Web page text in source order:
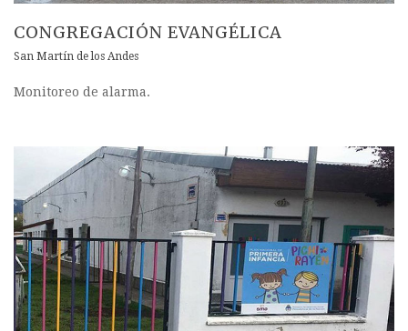
CONGREGACIÓN EVANGÉLICA
San Martín de los Andes
Monitoreo de alarma.